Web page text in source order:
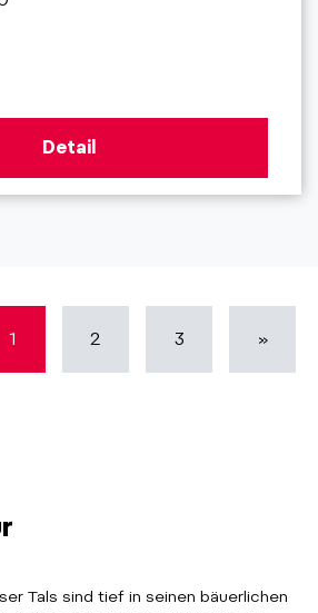
Detail
1 2 3 »
Tals sind tief in seinen bäuerlichen